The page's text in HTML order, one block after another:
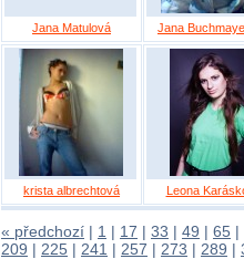
Jana Matulová Jana
krista albrechtová Leona
« předchozí | 1 | 17 | 33 | 49 | 65 |
209 | 225 | 241 | 257 | 273 | 289 |